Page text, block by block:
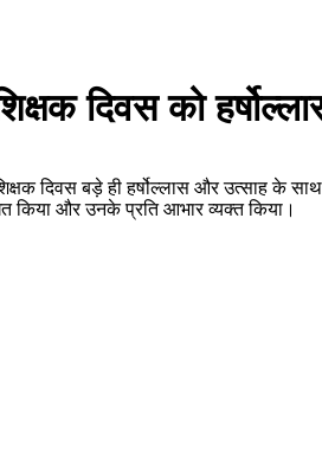
दिवस को
दिवस बड़े ही हर्षोल्लास और उत्साह के
किया और उनके प्रति आभार व्यक्त किया।